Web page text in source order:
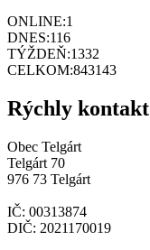
ONLINE:1
DNES:116
TÝŽDEŇ:1332
CELKOM:843143
Rýchly kontakt
Obec Telgárt
Telgárt 70
976 73 Telgárt
IČ: 00313874
DIČ: 2021170019